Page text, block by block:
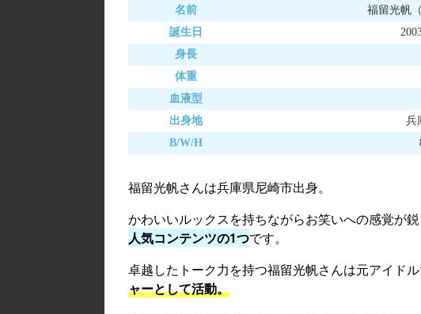
名前
福留光帆
誕生日
身長
体重
血液型
出身地
兵
B/W/H
福留光帆さんは兵庫県尼崎市出身。
かわいいルックスを持ちながらお笑いへの感覚が鋭
人気コンテンツの1つです。
卓越したトーク力を持つ福留光帆さんは元アイド
ャーとして活動。